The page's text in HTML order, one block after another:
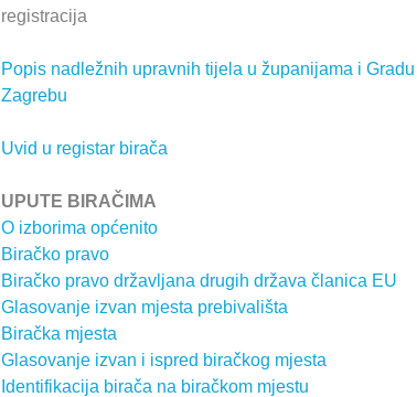
registracija
Popis nadležnih upravnih tijela u županijama i Gradu
Zagrebu
Uvid u registar birača
UPUTE BIRAČIMA
O izborima općenito
Biračko pravo
Biračko pravo državljana drugih država članica EU
Glasovanje izvan mjesta prebivališta
Biračka mjesta
Glasovanje izvan i ispred biračkog mjesta
Identifikacija birača na biračkom mjestu